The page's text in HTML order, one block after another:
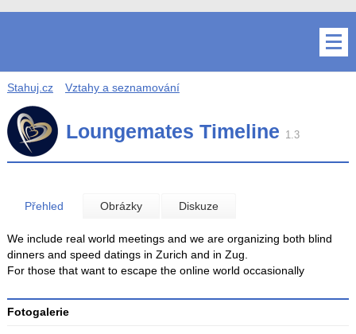
Stahuj.cz Vztahy a seznamování
Loungemates Timeline 1.3
Přehled Obrázky Diskuze
We include real world meetings and we are organizing both blind
dinners and speed datings in Zurich and in Zug.
For those that want to escape the online world occasionally
Fotogalerie